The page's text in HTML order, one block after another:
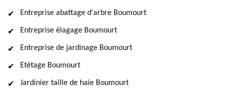
Entreprise abattage d'arbre Boumourt
Entreprise élagage Boumourt
Entreprise de jardinage Boumourt
Etêtage Boumourt
Jardinier taille de haie Boumourt